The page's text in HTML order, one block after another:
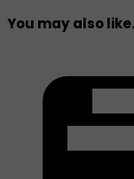
You may also